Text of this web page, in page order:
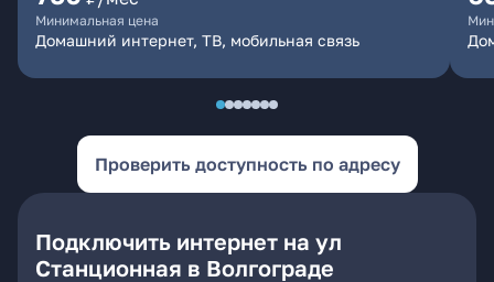
Минимальная цена
Домашний интернет, ТВ, мобильная связь
Проверить доступность по адресу
Подключить интернет на ул
Станционная в Волгограде